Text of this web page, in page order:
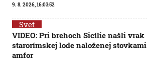
9. 8. 2026, 16:03:52
Svet
VIDEO: Pri brehoch Sicílie našli vrak
starorímskej lode naloženej stovkami
amfor